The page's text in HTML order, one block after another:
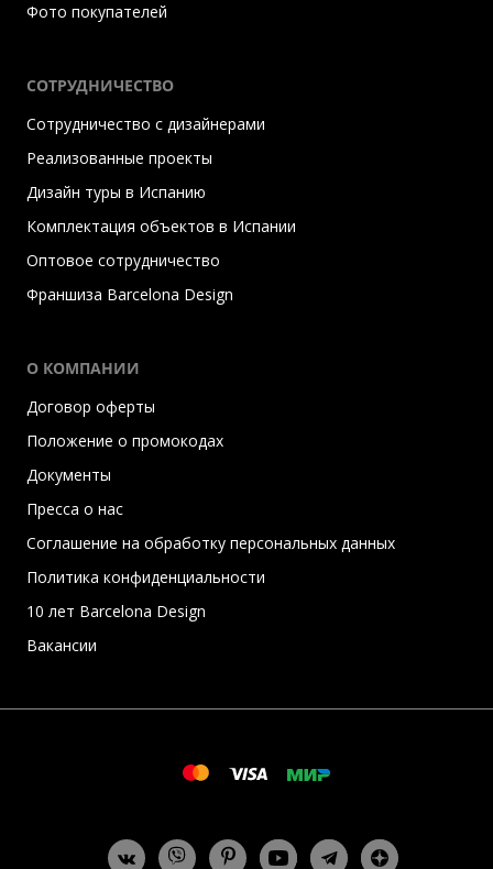
Фото покупателей
СОТРУДНИЧЕСТВО
Сотрудничество с дизайнерами
Реализованные проекты
Дизайн туры в Испанию
Комплектация объектов в Испании
Оптовое сотрудничество
Франшиза Barcelona Design
О КОМПАНИИ
Договор оферты
Положение о промокодах
Документы
Пресса о нас
Соглашение на обработку персональных данных
Политика конфиденциальности
10 лет Barcelona Design
Вакансии